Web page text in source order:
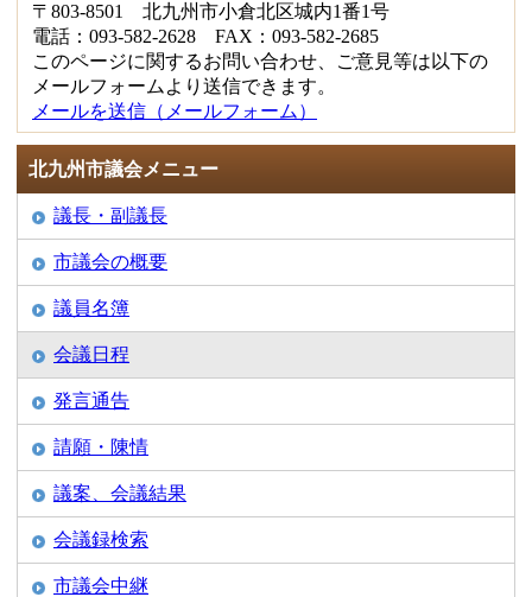
〒803-8501 北九州市小倉北区城内1番1号
電話：093-582-2628 FAX：093-582-2685
このページに関するお問い合わせ、ご意見等は以下の
メールフォームより送信できます。
メールを送信（メールフォーム）
北九州市議会メニュー
議長・副議長
市議会の概要
議員名簿
会議日程
発言通告
請願・陳情
議案、会議結果
会議録検索
市議会中継